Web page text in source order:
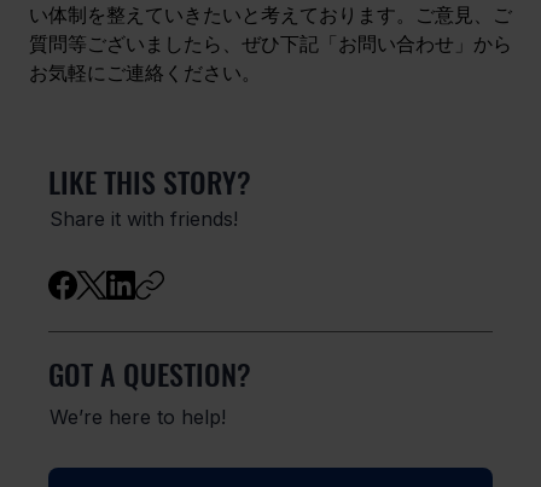
い体制を整えていきたいと考えております。ご意見、ご
質問等ございましたら、ぜひ下記「お問い合わせ」から
お気軽にご連絡ください。
LIKE THIS STORY?
Share it with friends!
GOT A QUESTION?
We’re here to help!